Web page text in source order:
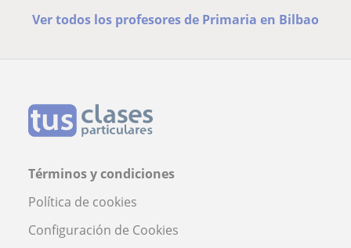
Ver todos los profesores de Primaria en Bilbao
Términos y condiciones
Política de cookies
Configuración de Cookies